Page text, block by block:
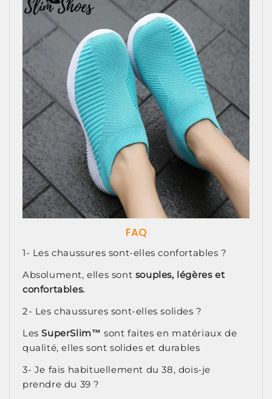
FAQ
1- Les chaussures sont-elles confortables ?
Absolument, elles sont souples, légères et
confortables.
2- Les chaussures sont-elles solides ?
Les SuperSlim™ sont faites en matériaux de
qualité, elles sont solides et durables
3- Je fais habituellement du 38, dois-je
prendre du 39 ?